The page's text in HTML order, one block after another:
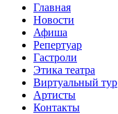
Главная
Новости
Афиша
Репертуар
Гастроли
Этика театра
Виртуальный тур
Артисты
Контакты